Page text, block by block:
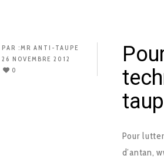
PAR :MR ANTI-TAUPE
26 NOVEMBRE 2012
0
Pour
d’antan,